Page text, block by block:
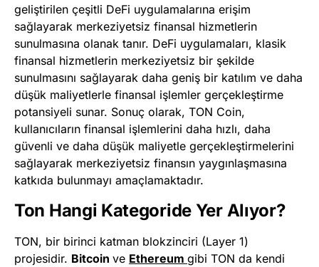
geliştirilen çeşitli DeFi uygulamalarına erişim
sağlayarak merkeziyetsiz finansal hizmetlerin
sunulmasına olanak tanır. DeFi uygulamaları, klasik
finansal hizmetlerin merkeziyetsiz bir şekilde
sunulmasını sağlayarak daha geniş bir katılım ve daha
düşük maliyetlerle finansal işlemler gerçekleştirme
potansiyeli sunar. Sonuç olarak, TON Coin,
kullanıcıların finansal işlemlerini daha hızlı, daha
güvenli ve daha düşük maliyetle gerçekleştirmelerini
sağlayarak merkeziyetsiz finansın yaygınlaşmasına
katkıda bulunmayı amaçlamaktadır.
Ton Hangi Kategoride Yer Alıyor?
TON, bir birinci katman blokzinciri (Layer 1)
projesidir. Bitcoin ve Ethereum gibi TON da kendi